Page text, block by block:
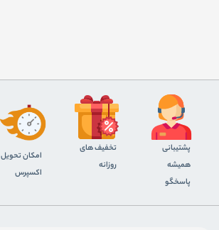
پشتیبانی
همیشه
پاسخگو
تخفیف های
روزانه
اﻣﮑﺎن ﺗﺤﻮﯾﻞ
اﮐﺴﭙﺮس